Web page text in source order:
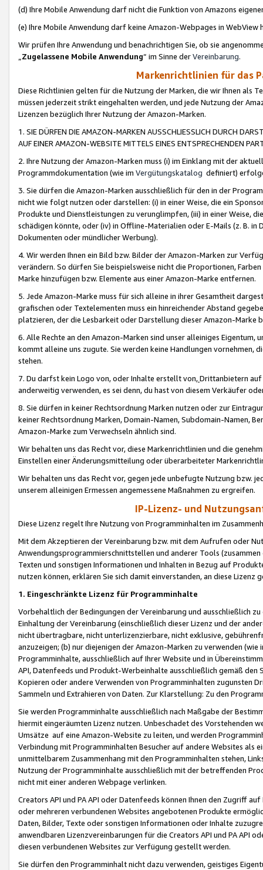
(d) Ihre Mobile Anwendung darf nicht die Funktion von Amazons
(e) Ihre Mobile Anwendung darf keine Amazon-Webpages in WebView
Wir prüfen Ihre Anwendung und benachrichtigen Sie, ob sie
„Zugelassene Mobile Anwendung“ im Sinne derVereinbarung.
Markenrichtlinien für das
Diese Richtlinien gelten für die Nutzung der Marken, die wir Ihnen als
müssen jederzeit strikt eingehalten werden, und jede Nutzung der
Lizenzen bezüglich Ihrer Nutzung der Amazon-Marken.
1. SIE DÜRFEN DIE AMAZON-MARKEN AUSSCHLIESSLICH DURCH
AUF EINER AMAZON-WEBSITE MITTELS EINES ENTSPRECHENDEN
2. Ihre Nutzung der Amazon-Marken muss (i) im Einklang mit der
Programmdokumentation (wie im Vergütungskatalog definiert)
3. Sie dürfen die Amazon-Marken ausschließlich für den in der
nicht wie folgt nutzen oder darstellen: (i) in einer Weise, die ein
Produkte und Dienstleistungen zu verunglimpfen, (iii) in einer Weise,
schädigen könnte, oder (iv) in Offline-Materialien oder E-Mails (z. B. in
Dokumenten oder mündlicher Werbung).
4. Wir werden Ihnen ein Bild bzw. Bilder der Amazon-Marken zur
verändern. So dürfen Sie beispielsweise nicht die Proportionen,
Marke hinzufügen bzw. Elemente aus einer Amazon-Marke entfernen.
5. Jede Amazon-Marke muss für sich alleine in ihrer Gesamtheit
grafischen oder Textelementen muss ein hinreichender Abstand
platzieren, der die Lesbarkeit oder Darstellung dieser Amazon-Marke
6. Alle Rechte an den Amazon-Marken sind unser alleiniges
kommt alleine uns zugute. Sie werden keine Handlungen vornehmen,
stehen.
7. Du darfst kein Logo von, oder Inhalte erstellt von,Drittanbietern auf
anderweitig verwenden, es sei denn, du hast von diesem Verkäufer
8. Sie dürfen in keiner Rechtsordnung Marken nutzen oder zur
keiner Rechtsordnung Marken, Domain-Namen, Subdomain-Namen,
Amazon-Marke zum Verwechseln ähnlich sind.
Wir behalten uns das Recht vor, diese Markenrichtlinien und die
Einstellen einer Änderungsmitteilung oder überarbeiteter
Wir behalten uns das Recht vor, gegen jede unbefugte Nutzung bzw.
unserem alleinigen Ermessen angemessene Maßnahmen zu ergreifen.
IP-Lizenz- und
Diese Lizenz regelt Ihre Nutzung von Programminhalten im
Mit dem Akzeptieren der Vereinbarung bzw. mit dem Aufrufen oder
Anwendungsprogrammierschnittstellen und anderer Tools (zusammen
Texten und sonstigen Informationen und Inhalten in Bezug auf
nutzen können, erklären Sie sich damit einverstanden, an diese Lizenz
1. Eingeschränkte Lizenz für Programminhalte
Vorbehaltlich der Bedingungen der Vereinbarung und ausschließlich
Einhaltung der Vereinbarung (einschließlich dieser Lizenz und der
nicht übertragbare, nicht unterlizenzierbare, nicht exklusive,
anzuzeigen; (b) nur diejenigen der Amazon-Marken zu verwenden
Programminhalte, ausschließlich auf Ihrer Website und in
API, Datenfeeds und Produkt-Werbeinhalte ausschließlich gemäß
Kopieren oder andere Verwenden von Programminhalten zugunsten
Sammeln und Extrahieren von Daten. Zur Klarstellung: Zu den
Sie werden Programminhalte ausschließlich nach Maßgabe der
hiermit eingeräumten Lizenz nutzen. Unbeschadet des Vorstehenden
Umsätze auf eine Amazon-Website zu leiten, und werden
Verbindung mit Programminhalten Besucher auf andere Websites als
unmittelbarem Zusammenhang mit den Programminhalten stehen,
Nutzung der Programminhalte ausschließlich mit der betreffenden
nicht mit einer anderen Webpage verlinken.
Creators API und PA API oder Datenfeeds können Ihnen den Zugriff
oder mehreren verbundenen Websites angebotenen Produkte
Daten, Bilder, Texte oder sonstigen Informationen oder Inhalte
anwendbaren Lizenzvereinbarungen für die Creators API und PA API
diesen verbundenen Websites zur Verfügung gestellt werden.
Sie dürfen den Programminhalt nicht dazu verwenden, geistiges